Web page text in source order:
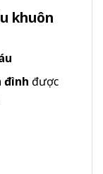
khuôn
đình được